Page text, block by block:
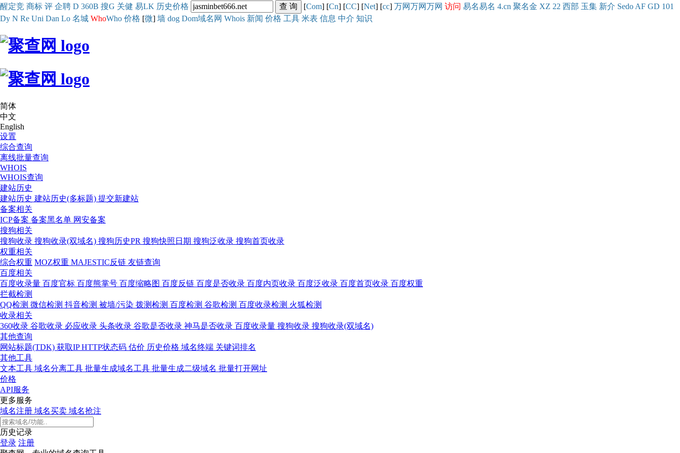
醒定竞 商标 评 企聘 D 360B 搜G 关健 易LK 历史价格 [Com] [Cn] [CC] [Net] [cc] 万网万网万网 访问 易名易名 4.cn 聚名金 XZ 22 西部 玉集 新介 Sedo AF GD 101
Dy N Re Uni Dan Lo 名城 WhoWho 价格 [微] 墙 dog Dom域名网 Whois 新闻 价格 工具 米表 信息 中介 知识